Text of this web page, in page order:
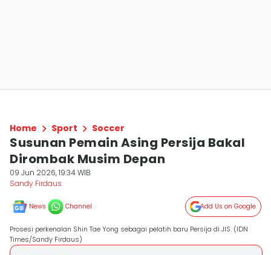
Home Sport Soccer
Susunan Pemain Asing Persija Bakal
Dirombak Musim Depan
09 Jun 2026, 19:34 WIB
Sandy Firdaus
News Channel Add Us on Google
Prosesi perkenalan Shin Tae Yong sebagai pelatih baru Persija di JIS. (IDN
Times/Sandy Firdaus)